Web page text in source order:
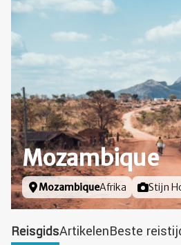
Mozambique
Locatie
MozambiqueAfrika FotoStijn
ReisgidsArtikelenBeste